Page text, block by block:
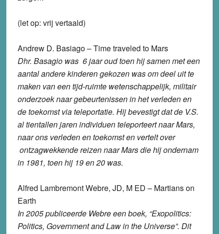
(let op: vrij vertaald)
Andrew D. Basiago – Time traveled to Mars
Dhr. Basagio was 6 jaar oud toen hij samen met een
aantal andere kinderen gekozen was om deel uit te
maken van een tijd-ruimte wetenschappelijk, militair
onderzoek naar gebeurtenissen in het verleden en
de toekomst via teleportatie. Hij bevestigt dat de V.S.
al tientallen jaren individuen teleporteert naar Mars,
naar ons verleden en toekomst en vertelt over
ontzagwekkende reizen naar Mars die hij ondernam
in 1981, toen hij 19 en 20 was.
Alfred Lambremont Webre, JD, M ED – Martians on
Earth
In 2005 publiceerde Webre een boek, “Exopolitics:
Politics, Government and Law in the Universe”. Dit